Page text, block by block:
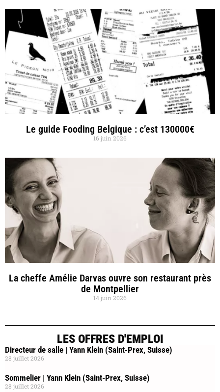
Le guide Fooding Belgique : c’est 130000€
16 juin 2026
La cheffe Amélie Darvas ouvre son restaurant près
de Montpellier
14 juin 2026
LES OFFRES D'EMPLOI
Directeur de salle | Yann Klein (Saint-Prex, Suisse)
28 juillet 2026
Sommelier | Yann Klein (Saint-Prex, Suisse)
28 juillet 2026